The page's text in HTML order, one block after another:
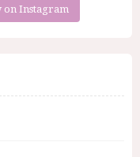
on Instagram